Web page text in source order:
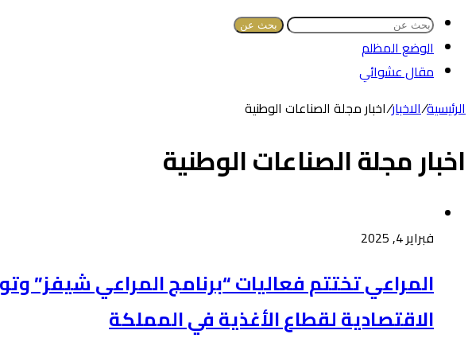
بحث عن
الوضع المظلم
مقال عشوائي
الرئيسية/الاخبار/اخبار مجلة الصناعات الوطنية
اخبار مجلة الصناعات الوطنية
فبراير 4, 2025
المراعي تختتم فعاليات “برنامج المراعي شيفز”
الاقتصادية لقطاع الأغذية في المملكة